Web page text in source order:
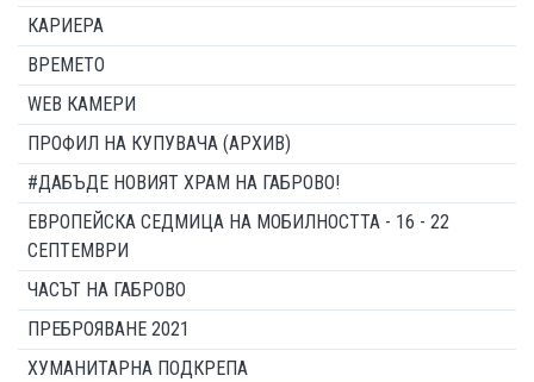
КАРИЕРА
ВРЕМЕТО
WEB КАМЕРИ
ПРОФИЛ НА КУПУВАЧА (АРХИВ)
#ДАБЪДЕ НОВИЯТ ХРАМ НА ГАБРОВО!
ЕВРОПЕЙСКА СЕДМИЦА НА МОБИЛНОСТТА - 16 - 22
СЕПТЕМВРИ
ЧАСЪТ НА ГАБРОВО
ПРЕБРОЯВАНЕ 2021
ХУМАНИТАРНА ПОДКРЕПА